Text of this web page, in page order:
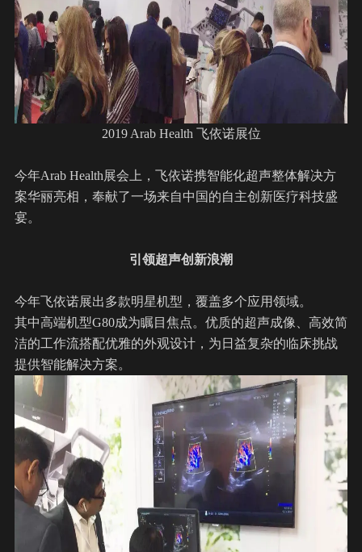
2019 Arab Health 飞依诺展位
今年Arab Health展会上，飞依诺携智能化超声整体解决方
案华丽亮相，奉献了一场来自中国的自主创新医疗科技盛
宴。
引领超声创新浪潮
今年飞依诺展出多款明星机型，覆盖多个应用领域。
其中高端机型G80成为瞩目焦点。优质的超声成像、高效简
洁的工作流搭配优雅的外观设计，为日益复杂的临床挑战
提供智能解决方案。